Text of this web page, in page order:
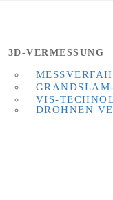
3D-VERMESSUNG
VIS-
DROHNEN